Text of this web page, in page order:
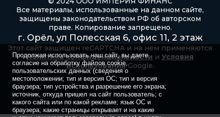
Все материалы, использованные на данном сайте,
защищены законодательством РФ об авторском
праве. Копирование запрещено.
г. Орёл, ул Полесская 6, офис 11, 2 этаж
Этот сайт защищен reCAPTCHA и на нем применяются
Политика конфиденциальности и Условия
использованияGoogle.
Продолжая использовать наш сайт, вы даете
согласие на обработку файлов cookie,
пользовательских данных (сведения о
местоположении; тип и версия ОС; тип и версия
браузера; тип устройства и разрешение его экрана;
источник, откуда пришел на сайт пользователь; с
какого сайта или по какой рекламе; язык ОС и
браузера; какие страницы открывает и на какие